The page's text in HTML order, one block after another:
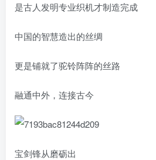
是古人发明专业织机才制造完成
中国的智慧造出的丝绸
更是铺就了驼铃阵阵的丝路
融通中外，连接古今
宝剑锋从磨砺出